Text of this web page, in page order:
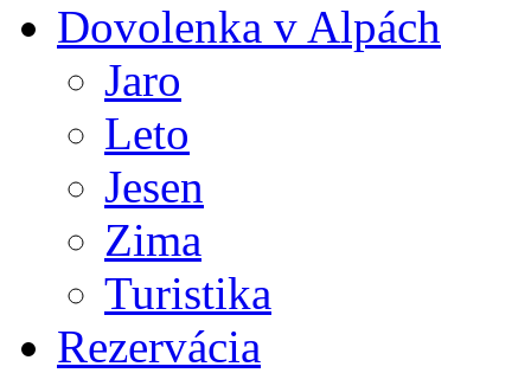
Dovolenka v Alpách
Jaro
Leto
Jesen
Zima
Turistika
Rezervácia